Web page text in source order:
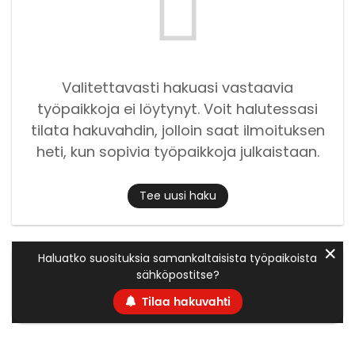
Valitettavasti hakuasi vastaavia
työpaikkoja ei löytynyt. Voit halutessasi
tilata hakuvahdin, jolloin saat ilmoituksen
heti, kun sopivia työpaikkoja julkaistaan.
Tee uusi haku
Haluatko suosituksia samankaltaisista työpaikoista
sähköpostitse?
Tilaa hakuvahti
✕